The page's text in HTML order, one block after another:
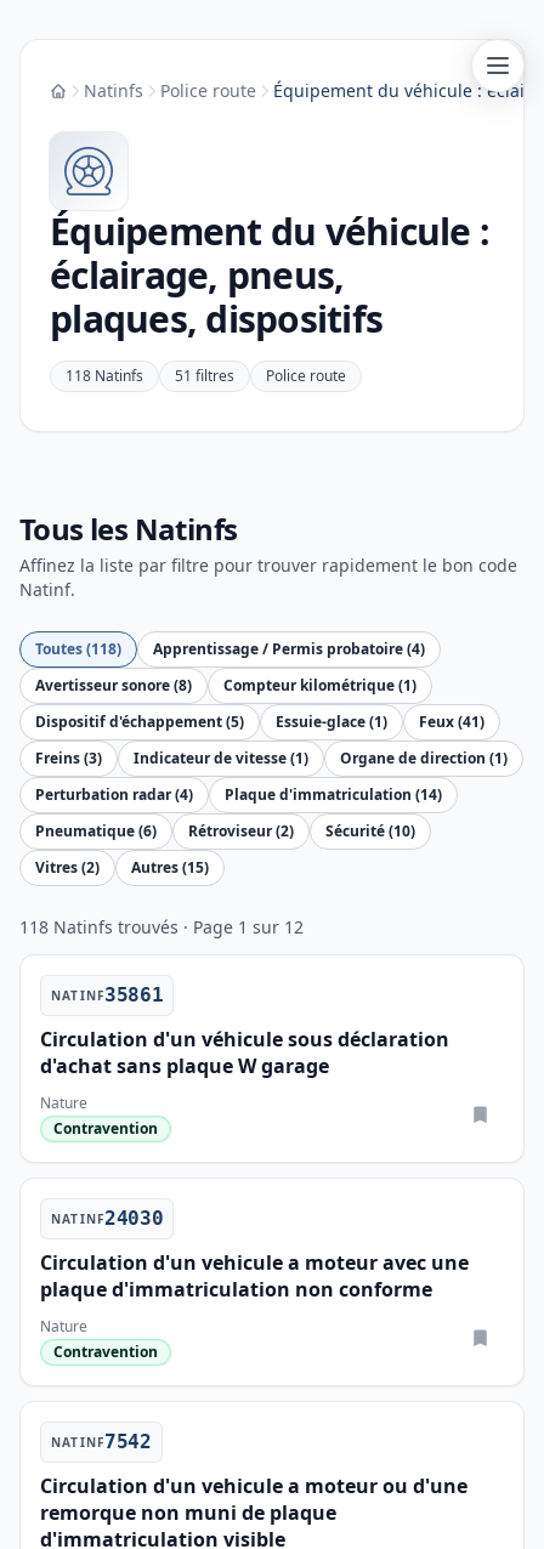
AccueilNatinfs Police route Équipement du véhicule :
Équipement du véhicule :
éclairage, pneus,
plaques, dispositifs
118 Natinfs 51 filtres Police route
Tous les Natinfs
Affinez la liste par filtre pour trouver rapidement le bon code
Natinf.
Toutes (118)
Apprentissage / Permis probatoire (4)
Avertisseur sonore (8)
Compteur kilométrique (1)
Dispositif d'échappement (5)
Essuie-glace (1)
Feux (41)
Freins (3)
Indicateur de vitesse (1)
Organe de direction (1)
Perturbation radar (4)
Plaque d'immatriculation (14)
Pneumatique (6)
Rétroviseur (2)
Sécurité (10)
Vitres (2)
Autres (15)
118 Natinfs trouvés · Page 1 sur 12
NATINF35861
Circulation d'un véhicule sous déclaration
d'achat sans plaque W garage
Nature
Contravention
NATINF24030
Circulation d'un vehicule a moteur avec une
plaque d'immatriculation non conforme
Nature
Contravention
NATINF7542
Circulation d'un vehicule a moteur ou d'une
remorque non muni de plaque
d'immatriculation visible